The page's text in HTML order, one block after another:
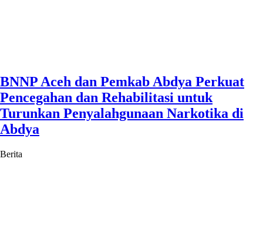
BNNP Aceh dan Pemkab Abdya Perkuat
Pencegahan dan Rehabilitasi untuk
Turunkan Penyalahgunaan Narkotika di
Abdya
Berita